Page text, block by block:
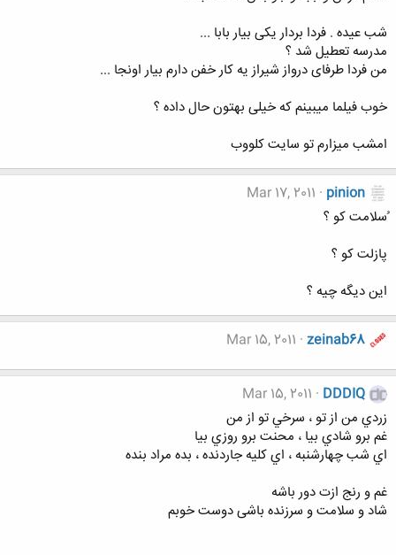
شب عیده . فردا بردار یکی بیار بابا ...
مدرسه تعطیل شد ؟
من فردا طرفای درواز شیراز یه کار خفن دارم بیار اونجا ...
خوب فیلما میبینم که خیلی بهتون حال داده ؟
امشب میزارم تو سایت کلووب
pinion
Mar 17, 2011
ُسلامت کو ؟
پازلت کو ؟
این دیگه چیه ؟
zeinab68
Mar 15, 2011
DDDIQ
Mar 15, 2011
زردي من از تو ، سرخي تو از من
غم برو شادي بيا ، محنت برو روزي بيا
اي شب چهارشنبه ، اي كليه جاردنده ، بده مراد بنده
غم و رنج ازت دور باشه
شاد و سلامت و سرزنده باشی دوست خوبم